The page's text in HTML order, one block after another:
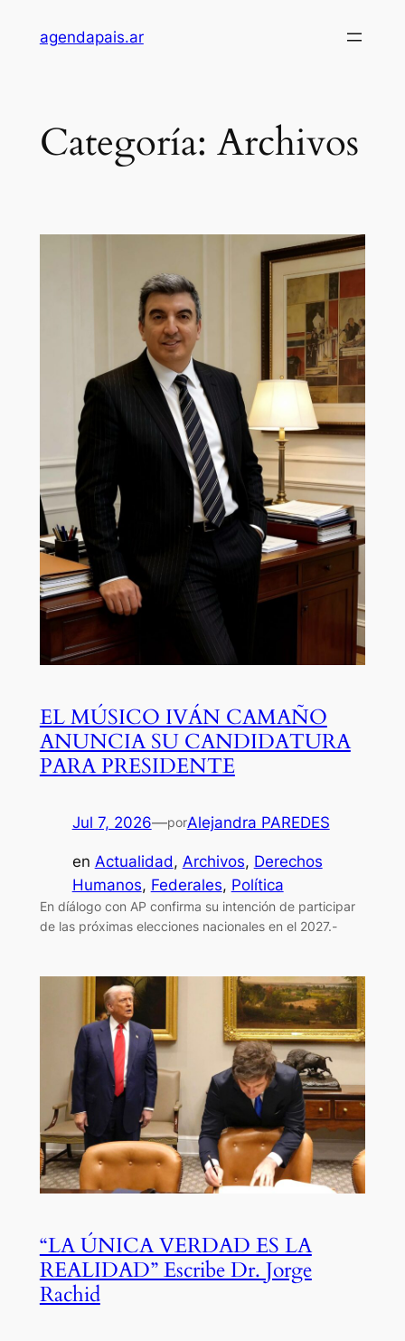
agendapais.ar
Categoría: Archivos
EL MÚSICO IVÁN CAMAÑO
ANUNCIA SU CANDIDATURA
PARA PRESIDENTE
Jul 7, 2026—porAlejandra PAREDES
en Actualidad, Archivos, Derechos
Humanos, Federales, Política
En díálogo con AP confirma su intención de participar
de las próximas elecciones nacionales en el 2027.-
“LA ÚNICA VERDAD ES LA
REALIDAD” Escribe Dr. Jorge
Rachid